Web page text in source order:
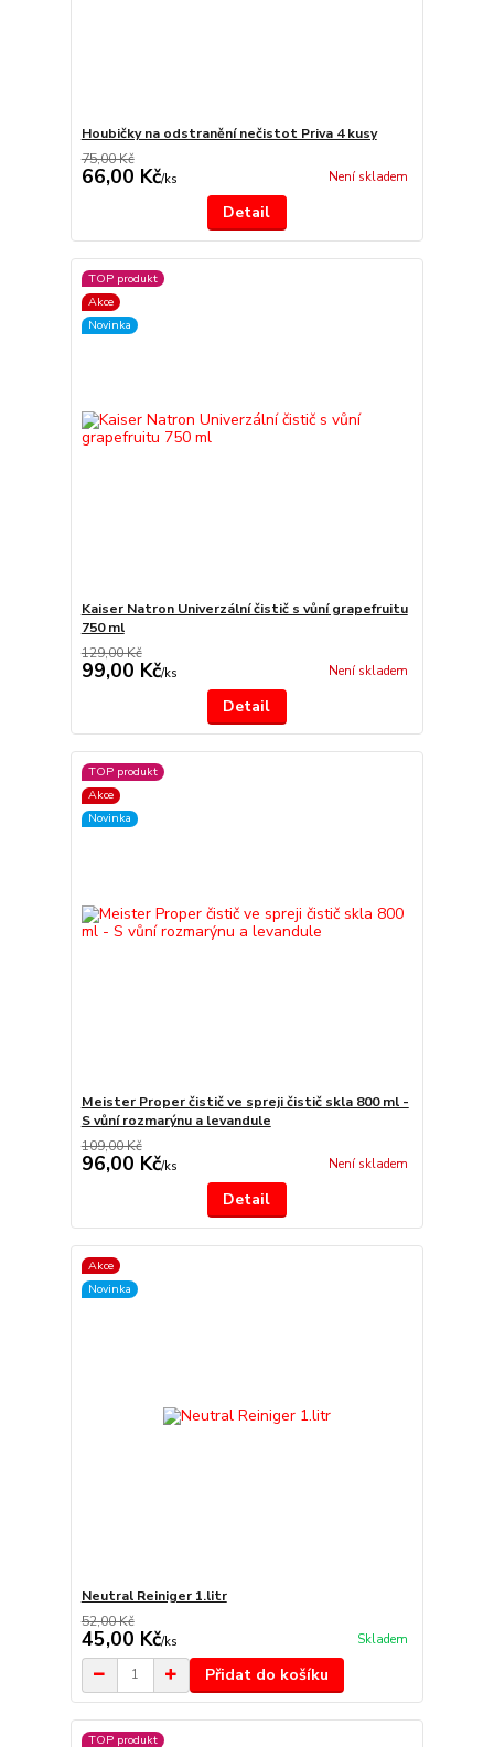
Houbičky na odstranění nečistot Priva 4 kusy
75,00 Kč
66,00 Kč/ks Není skladem
Detail
TOP produkt
Akce
Novinka
Kaiser Natron Univerzální čistič s vůní grapefruitu
750 ml
129,00 Kč
99,00 Kč/ks Není skladem
Detail
TOP produkt
Akce
Novinka
Meister Proper čistič ve spreji čistič skla 800 ml -
S vůní rozmarýnu a levandule
109,00 Kč
96,00 Kč/ks Není skladem
Detail
Akce
Novinka
Neutral Reiniger 1.litr
52,00 Kč
45,00 Kč/ks Skladem
Přidat do košíku
TOP produkt